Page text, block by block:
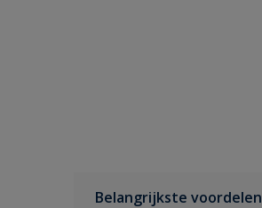
Belangrijkste voordelen